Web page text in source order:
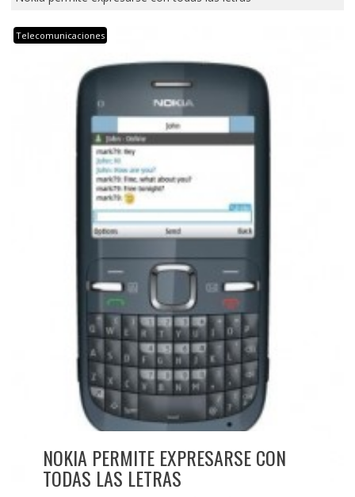
Telecomunicaciones
NOKIA PERMITE EXPRESARSE CON
TODAS LAS LETRAS